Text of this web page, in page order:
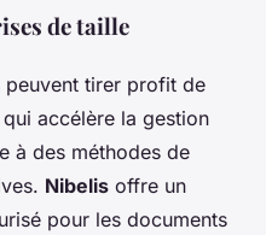
de taille
peuvent tirer profit de
qui accélère la gestion
à des méthodes de
Nibelis offre un
pour les documents